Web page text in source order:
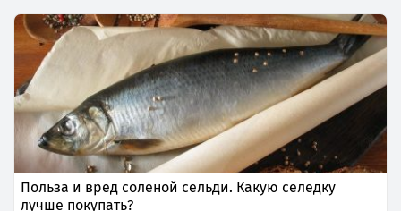
Польза и вред соленой сельди. Какую селедку
лучше покупать?